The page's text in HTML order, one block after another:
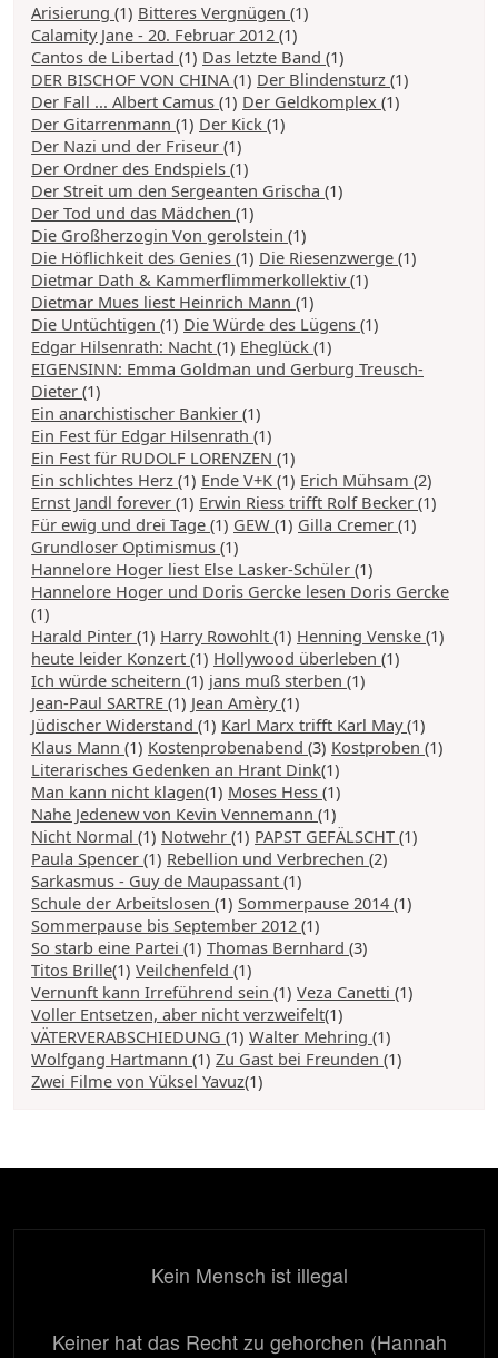
Arisierung (1) Bitteres Vergnügen (1)
Calamity Jane - 20. Februar 2012 (1)
Cantos de Libertad (1) Das letzte Band (1)
DER BISCHOF VON CHINA(1) Der Blindensturz (1)
Der Fall ... Albert Camus (1) Der Geldkomplex (1)
Der Gitarrenmann (1) Der Kick (1)
Der Nazi und der Friseur (1)
Der Ordner des Endspiels (1)
Der Streit um den Sergeanten Grischa (1)
Der Tod und das Mädchen (1)
Die Großherzogin Von gerolstein (1)
Die Höflichkeit des Genies (1) Die Riesenzwerge (1)
Dietmar Dath & Kammerflimmerkollektiv(1)
Dietmar Mues liest Heinrich Mann (1)
Die Untüchtigen (1) Die Würde des Lügens (1)
Edgar Hilsenrath: Nacht (1) Eheglück (1)
EIGENSINN: Emma Goldman und Gerburg Treusch-
Dieter (1)
Ein anarchistischer Bankier (1)
Ein Fest für Edgar Hilsenrath (1)
Ein Fest für RUDOLF LORENZEN (1)
Ein schlichtes Herz (1) Ende V+K (1) Erich Mühsam (2)
Ernst Jandl forever (1) Erwin Riess trifft Rolf Becker (1)
Für ewig und drei Tage (1) GEW (1) Gilla Cremer (1)
Grundloser Optimismus (1)
Hannelore Hoger liest Else Lasker-Schüler (1)
Hannelore Hoger und Doris Gercke lesen Doris Gercke
(1)
Harald Pinter (1) Harry Rowohlt (1) Henning Venske (1)
heute leider Konzert (1) Hollywood überleben (1)
Ich würde scheitern (1) jans muß sterben (1)
Jean-Paul SARTRE (1) Jean Amèry(1)
Jüdischer Widerstand (1) Karl Marx trifft Karl May(1)
Klaus Mann (1) Kostenprobenabend (3) Kostproben (1)
Literarisches Gedenken an Hrant Dink(1)
Man kann nicht klagen(1) Moses Hess (1)
Nahe Jedenew von Kevin Vennemann (1)
Nicht Normal (1) Notwehr (1) PAPST GEFÄLSCHT (1)
Paula Spencer (1) Rebellion und Verbrechen (2)
Sarkasmus - Guy de Maupassant (1)
Schule der Arbeitslosen (1) Sommerpause 2014 (1)
Sommerpause bis September 2012 (1)
So starb eine Partei (1) Thomas Bernhard (3)
Titos Brille(1) Veilchenfeld (1)
Vernunft kann Irreführend sein (1) Veza Canetti (1)
Voller Entsetzen, aber nicht verzweifelt(1)
VÄTERVERABSCHIEDUNG (1) Walter Mehring (1)
Wolfgang Hartmann (1) Zu Gast bei Freunden (1)
Zwei Filme von Yüksel Yavuz(1)
Kein Mensch ist illegal
Keiner hat das Recht zu gehorchen (Hannah